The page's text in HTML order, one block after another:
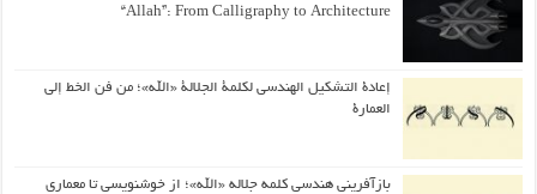
“Allah”: From Calligraphy to Architecture
إعادة التشكيل الهندسي لكلمة الجلالة «الله»؛ من فن الخط إلى
العمارة
بازآفرینی هندسی کلمه جلاله «الله»؛ از خوشنویسی تا معماری